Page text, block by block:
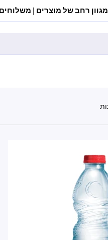
מגוון רחב של מוצרים | משלוחים לכל